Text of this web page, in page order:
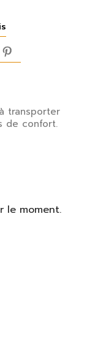
transporter
de confort.
le moment.